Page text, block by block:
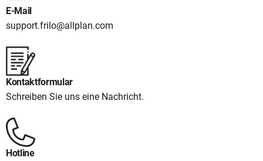
E-Mail
support.frilo@allplan.com
Kontaktformular
Schreiben Sie uns eine Nachricht.
Hotline